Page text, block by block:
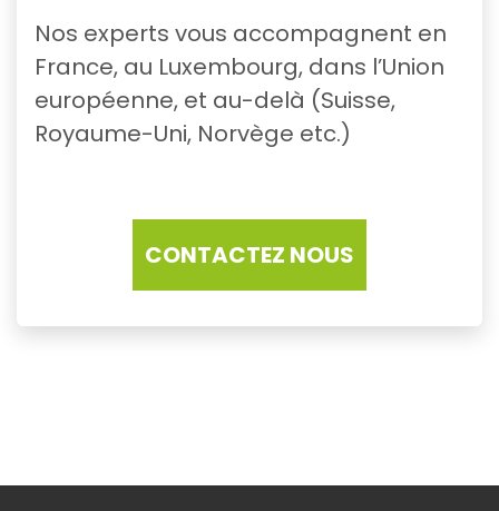
Nos experts vous accompagnent en
France, au Luxembourg, dans l’Union
européenne, et au-delà (Suisse,
Royaume-Uni, Norvège etc.)
CONTACTEZ NOUS